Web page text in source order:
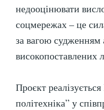
недооцінювати
соцмережах – це
за вагою судженням
високопоставлених
Проєкт
політехніка” у